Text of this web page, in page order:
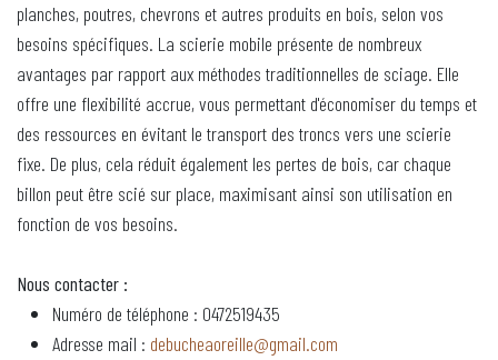
planches, poutres, chevrons et autres produits en bois, selon vos
besoins spécifiques. La scierie mobile présente de nombreux
avantages par rapport aux méthodes traditionnelles de sciage. Elle
offre une flexibilité accrue, vous permettant d'économiser du temps et
des ressources en évitant le transport des troncs vers une scierie
fixe. De plus, cela réduit également les pertes de bois, car chaque
billon peut être scié sur place, maximisant ainsi son utilisation en
fonction de vos besoins.
Nous contacter :
Numéro de téléphone : 0472519435
Adresse mail : debucheaoreille@gmail.com